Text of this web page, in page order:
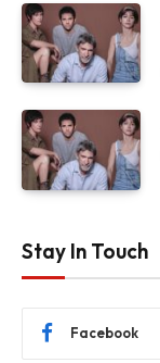
Stay In Touch
Facebook